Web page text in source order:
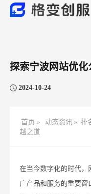
探索宁波网站优
2024-10-24
首页 » 动态资讯 » 排
越之道
在当今数字化的时代，
广产品和服务的重要